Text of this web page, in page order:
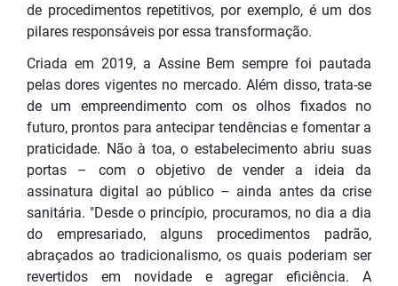
de procedimentos repetitivos, por exemplo, é um dos
pilares responsáveis por essa transformação.
Criada em 2019, a Assine Bem sempre foi pautada
pelas dores vigentes no mercado. Além disso, trata-se
de um empreendimento com os olhos fixados no
futuro, prontos para antecipar tendências e fomentar a
praticidade. Não à toa, o estabelecimento abriu suas
portas – com o objetivo de vender a ideia da
assinatura digital ao público – ainda antes da crise
sanitária. "Desde o princípio, procuramos, no dia a dia
do empresariado, alguns procedimentos padrão,
abraçados ao tradicionalismo, os quais poderiam ser
revertidos em novidade e agregar eficiência. A